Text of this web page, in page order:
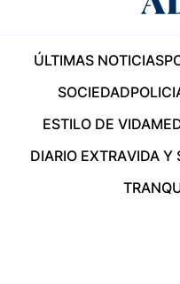
ÚLTIMAS NOTICIAS
SOCIEDAD
ESTILO DE VIDA
DIARIO EXTRAVIDA Y